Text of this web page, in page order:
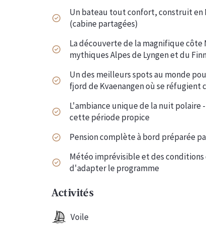
Un bateau tout confort, construit
(cabine partagées)
La découverte de la magnifique côte
mythiques Alpes de Lyngen et du
Un des meilleurs spots au monde
fjord de Kvaenangen où se réfugient
L'ambiance unique de la nuit polaire
cette période propice
Pension complète à bord préparée
Météo imprévisible et des
d'adapter le programme
Activités
Voile